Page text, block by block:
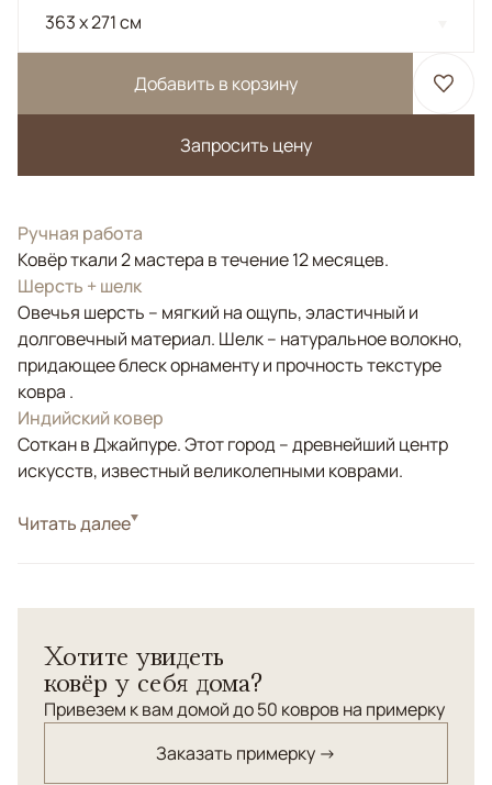
363 x 271 см
Добавить в корзину
Запросить цену
Ручная работа
Ковёр ткали 2 мастера в течение 12 месяцев.
Шерсть + шелк
Овечья шерсть – мягкий на ощупь, эластичный и
долговечный материал. Шелк – натуральное волокно,
придающее блеск орнаменту и прочность текстуре
ковра .
Индийский ковер
Соткан в Джайпуре. Этот город – древнейший центр
искусств, известный великолепными коврами.
СтильКлассические
ковра из шерсти высшей категории. Скульптурная
стрижка ворса.
Читать далее
Хотите увидеть
ковёр у себя дома?
Привезем к вам домой до 50 ковров на примерку
Заказать примерку →